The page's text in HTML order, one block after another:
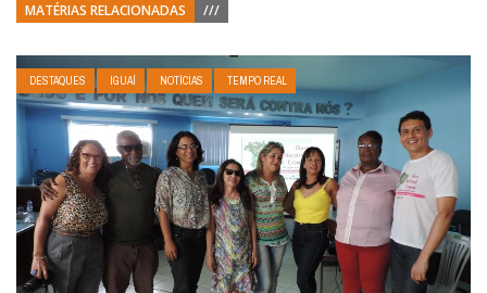
MATÉRIAS RELACIONADAS ///
DESTAQUES IGUAÍ NOTÍCIAS TEMPO REAL